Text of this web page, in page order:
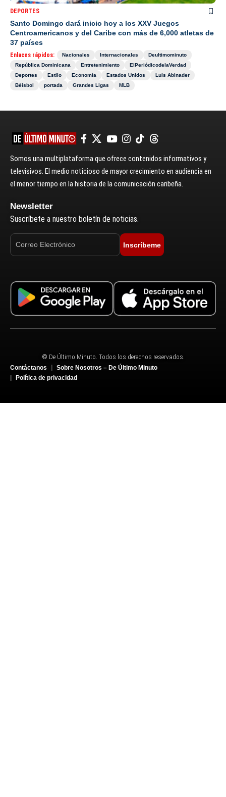
DEPORTES
Santo Domingo dará inicio hoy a los XXV Juegos
Centroamericanos y del Caribe con más de 6,000 atletas de
37 países
Enlaces rápidos: Nacionales Internacionales
Deultimominuto
República Dominicana
Entretenimiento
ElPeriódicodelaVerdad
Deportes
Estilo Economía Estados Unidos
Luis Abinader
Béisbol
portada Grandes Ligas MLB
Somos una multiplataforma que ofrece contenidos informativos y
televisivos. El medio noticioso de mayor crecimiento en audiencia en
el menor tiempo en la historia de la comunicación caribeña.
Newsletter
Suscríbete a nuestro boletín de noticias.
Inscríbeme
© De Último Minuto. Todos los derechos reservados.
Contáctanos
Sobre Nosotros – De Último Minuto
Política de privacidad